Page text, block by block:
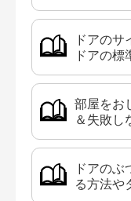
ドアの
ドアの標
部屋をお
＆失敗し
ドアの
る方法や